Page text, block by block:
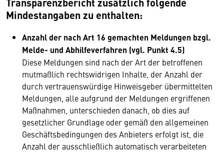
Mindestangaben zu enthalten:
Anzahl der nach Art 16 gemachten Meldungen bzgl.
Melde- und Abhilfeverfahren (vgl. Punkt 4.5)
Diese Meldungen sind nach der Art der betroffenen
mutmaßlich rechtswidrigen Inhalte, der Anzahl der
durch vertrauenswürdige Hinweisgeber übermittelten
Meldungen, alle aufgrund der Meldungen ergriffenen
Maßnahmen, unterschieden danach, ob dies auf
gesetzlicher Grundlage oder gemäß den allgemeinen
Geschäftsbedingungen des Anbieters erfolgt ist, die
Anzahl der ausschließlich automatisch verarbeiteten